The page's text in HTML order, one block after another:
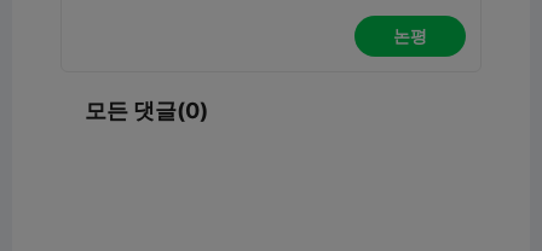
논평
모든 댓글(0)